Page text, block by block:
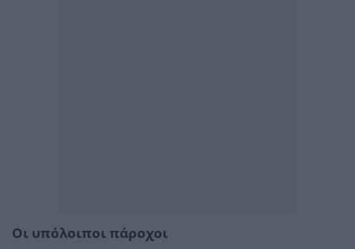
Οι υπόλοιποι πάροχοι